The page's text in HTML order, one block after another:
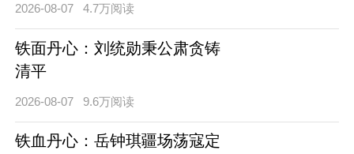
2026-08-07 4.7万阅读
铁面丹心：刘统勋秉公肃贪铸
清平
2026-08-07 9.6万阅读
铁血丹心：岳钟琪疆场荡寇定